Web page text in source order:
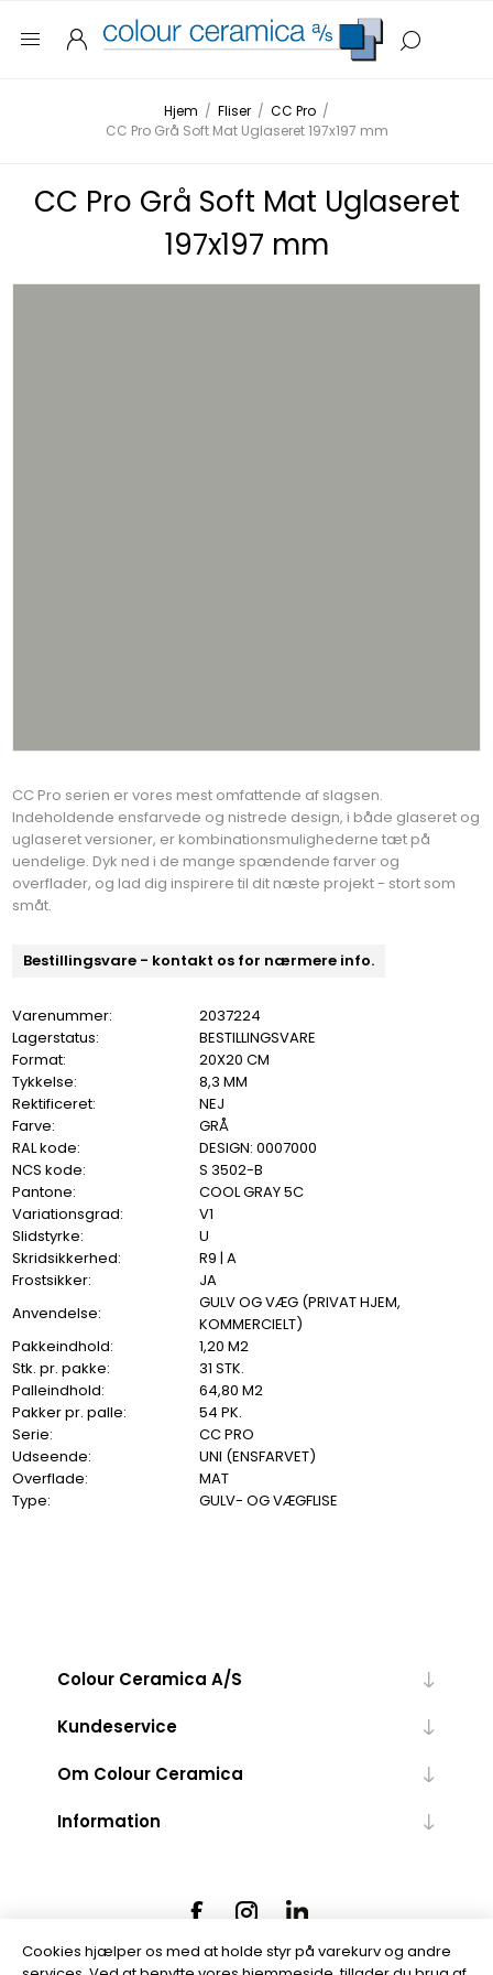
Hjem / Fliser / CC Pro /
CC Pro Grå Soft Mat Uglaseret 197x197 mm
CC Pro Grå Soft Mat Uglaseret
197x197 mm
CC Pro serien er vores mest omfattende af slagsen.
Indeholdende ensfarvede og nistrede design, i både glaseret og
uglaseret versioner, er kombinationsmulighederne tæt på
uendelige. Dyk ned i de mange spændende farver og
overflader, og lad dig inspirere til dit næste projekt - stort som
småt.
Bestillingsvare - kontakt os for nærmere info.
Varenummer:
2037224
Lagerstatus:
BESTILLINGSVARE
Format:
20X20 CM
Tykkelse:
8,3 MM
Rektificeret:
NEJ
Farve:
GRÅ
RAL kode:
DESIGN: 0007000
NCS kode:
S 3502-B
Pantone:
COOL GRAY 5C
Variationsgrad:
V1
Slidstyrke:
U
Skridsikkerhed:
R9 | A
Frostsikker:
JA
Anvendelse:
GULV OG VÆG (PRIVAT HJEM,
KOMMERCIELT)
Pakkeindhold:
1,20 M2
Stk. pr. pakke:
31 STK.
Palleindhold:
64,80 M2
Pakker pr. palle:
54 PK.
Serie:
CC PRO
Udseende:
UNI (ENSFARVET)
Overflade:
MAT
Type:
GULV- OG VÆGFLISE
Colour Ceramica A/S
Kundeservice
Om Colour Ceramica
Information
Cookies hjælper os med at holde styr på varekurv og andre